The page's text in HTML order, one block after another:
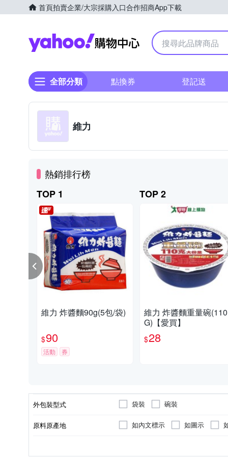
首頁拍賣企業/大宗採購入口合作招商App下載
Yahoo購物中心
全部分類 點換券 登記送
維力
熱銷排行榜
TOP 1
維力 炸醬麵90g(5包/袋)
$90
活動 券
TOP 2
維力 炸醬麵重量碗(110
G)【愛買】
$28
外包裝型式 袋裝 碗裝
原料原產地 如內文標示 如圖示